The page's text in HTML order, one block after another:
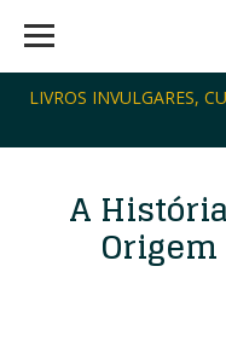
LIVROS INVULGARES,
A